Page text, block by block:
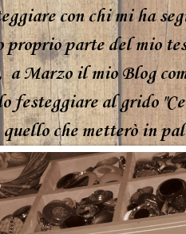
con chi mi ha
proprio parte del mio
Marzo il mio Blog
festeggiare al grido
quello che metterò in